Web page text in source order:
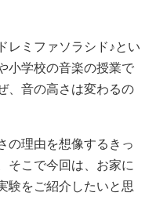
レミファソラシド♪とい
小学校の音楽の授業で
、音の高さは変わるの
の理由を想像するきっ
そこで今回は、お家に
験をご紹介したいと思